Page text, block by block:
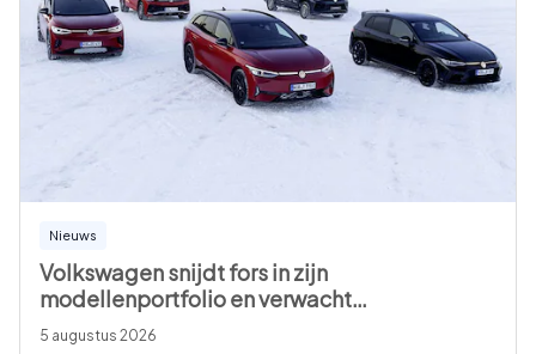
Nieuws
Volkswagen snijdt fors in zijn
modellenportfolio en verwacht…
5 augustus 2026